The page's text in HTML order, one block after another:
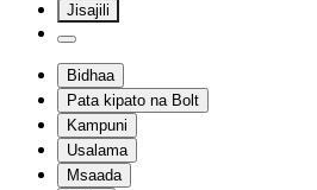
Jisajili
Bidhaa
Pata kipato na Bolt
Kampuni
Usalama
Msaada